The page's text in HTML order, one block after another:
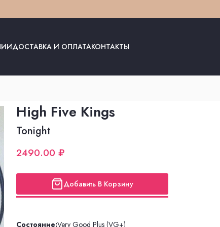
ДОСТАВКА И ОПЛАТАКОНТАКТЫ
High Five Kings
Tonight
2490.00 ₽
Добавить В Корзину
Состояние:Very Good Plus (VG+)